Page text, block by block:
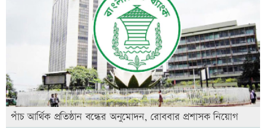
পাঁচ আর্থিক প্রতিষ্ঠান বন্ধের অনুমোদন, রোববার প্রশাসক নিয়োগ